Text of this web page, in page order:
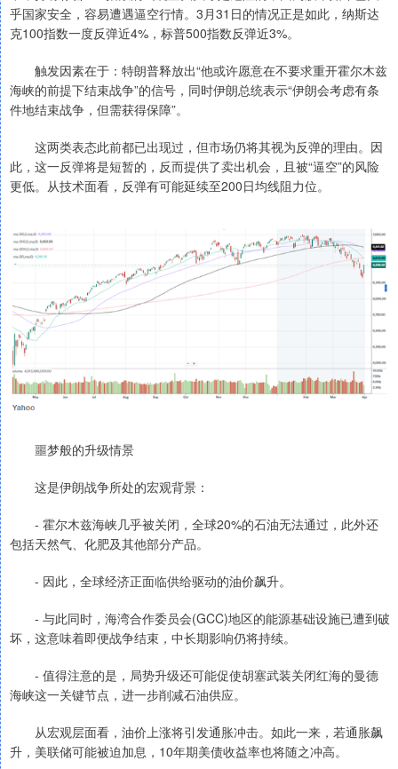
乎国家安全，容易遭遇逼空行情。3月31日的情况正是如此，纳斯达
克100指数一度反弹近4%，标普500指数反弹近3%。
触发因素在于：特朗普释放出“他或许愿意在不要求重开霍尔木兹
海峡的前提下结束战争”的信号，同时伊朗总统表示“伊朗会考虑有条
件地结束战争，但需获得保障”。
这两类表态此前都已出现过，但市场仍将其视为反弹的理由。因
此，这一反弹将是短暂的，反而提供了卖出机会，且被“逼空”的风险
更低。从技术面看，反弹有可能延续至200日均线阻力位。
噩梦般的升级情景
这是伊朗战争所处的宏观背景：
- 霍尔木兹海峡几乎被关闭，全球20%的石油无法通过，此外还
包括天然气、化肥及其他部分产品。
- 因此，全球经济正面临供给驱动的油价飙升。
- 与此同时，海湾合作委员会(GCC)地区的能源基础设施已遭到破
坏，这意味着即便战争结束，中长期影响仍将持续。
- 值得注意的是，局势升级还可能促使胡塞武装关闭红海的曼德
海峡这一关键节点，进一步削减石油供应。
从宏观层面看，油价上涨将引发通胀冲击。如此一来，若通胀飙
升，美联储可能被迫加息，10年期美债收益率也将随之冲高。